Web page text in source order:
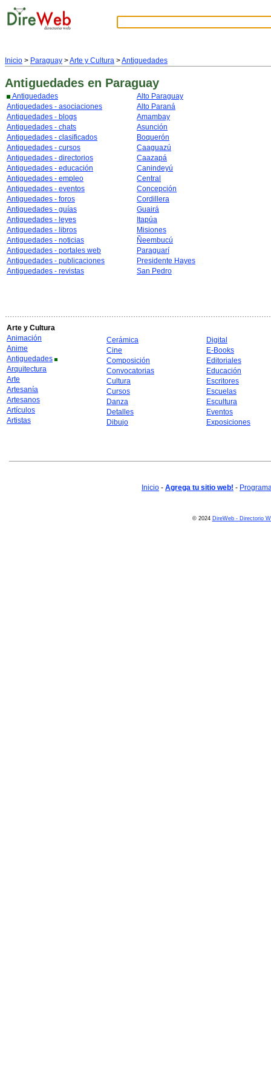
Inicio > Paraguay >Arte y Cultura >Antiguedades
Antiguedades en Paraguay
Antiguedades
Antiguedades - asociaciones
Antiguedades - blogs
Antiguedades - chats
Antiguedades - clasificados
Antiguedades - cursos
Antiguedades - directorios
Antiguedades - educación
Antiguedades - empleo
Antiguedades - eventos
Antiguedades - foros
Antiguedades - guías
Antiguedades - leyes
Antiguedades - libros
Antiguedades - noticias
Antiguedades - portales web
Antiguedades - publicaciones
Antiguedades - revistas
Alto Paraguay
Alto Paraná
Amambay
Asunción
Boquerón
Caaguazú
Caazapá
Canindeyú
Central
Concepción
Cordillera
Guairá
Itapúa
Misiones
Ñeembucú
Paraguarí
Presidente Hayes
San Pedro
Arte y Cultura
Animación
Anime
Antiguedades
Arquitectura
Arte
Artesanía
Artesanos
Artículos
Artistas
Cerámica
Cine
Composición
Convocatorias
Cultura
Cursos
Danza
Detalles
Dibujo
Digital
E-Books
Editoriales
Educación
Escritores
Escuelas
Escultura
Eventos
Exposiciones
Inicio - Agrega tu sitio web! -
© 2024 DireWeb - Directorio